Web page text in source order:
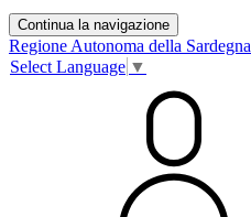
Continua la navigazione
Regione Autonoma della Sardegna
Select Language ▼